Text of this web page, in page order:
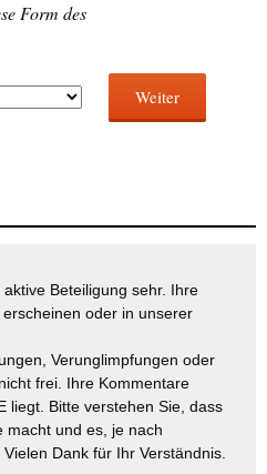
Form des
Weiter
Beteiligung sehr. Ihre
oder in unserer
Verunglimpfungen oder
frei. Ihre Kommentare
liegt. Bitte verstehen Sie, dass
macht und es, je nach
Dank für Ihr Verständnis.